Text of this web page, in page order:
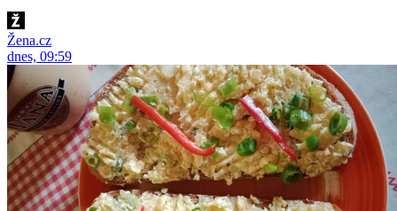
Žena.cz
dnes, 09:59